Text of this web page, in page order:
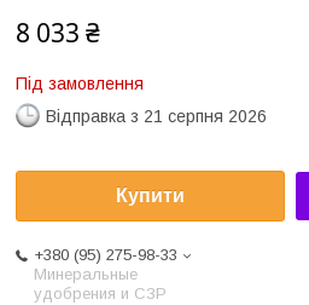
8 033 ₴
Під замовлення
Відправка з 21 серпня 2026
Купити
+380 (95) 275-98-33
Минеральные
удобрения и СЗР